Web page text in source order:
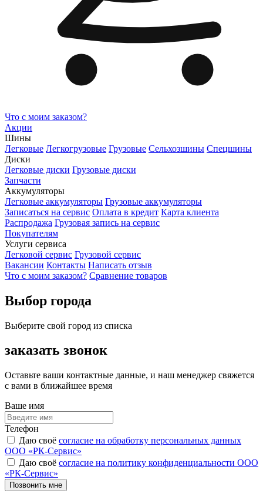
Что с моим заказом?
Акции
Шины
Легковые Легкогрузовые Грузовые Сельхозшины Спецшины
Диски
Легковые диски Грузовые диски
Запчасти
Аккумуляторы
Легковые аккумуляторы Грузовые аккумуляторы
Записаться на сервис Оплата в кредит Карта клиента
Распродажа Грузовая запись на сервис
Покупателям
Услуги сервиса
Легковой сервис Грузовой сервис
Вакансии Контакты Написать отзыв
Что с моим заказом? Сравнение товаров
Выбор города
Выберите свой город из списка
заказать звонок
Оставьте ваши контактные данные, и наш менеджер свяжется
с вами в ближайшее время
Ваше имя
Телефон
Даю своё согласие на обработку персональных данных
ООО «РК-Сервис»
Даю своё согласие на политику конфиденциальности ООО
«РК-Сервис»
Позвонить мне